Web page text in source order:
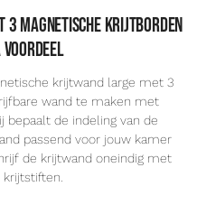
3 magnetische krijtborden
voordeel
krijtwand large met 3
wand te maken met
bepaalt de indeling van de
passend voor jouw kamer
de krijtwand oneindig met
krijtstiften.